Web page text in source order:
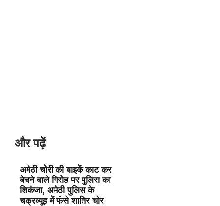
और पढ़ें
अमेठी चोरी की बाइकें काट कर
बेचने वाले गिरोह पर पुलिस का
शिकंजा, अमेठी पुलिस के
चक्रव्यूह में फंसे शातिर चोर